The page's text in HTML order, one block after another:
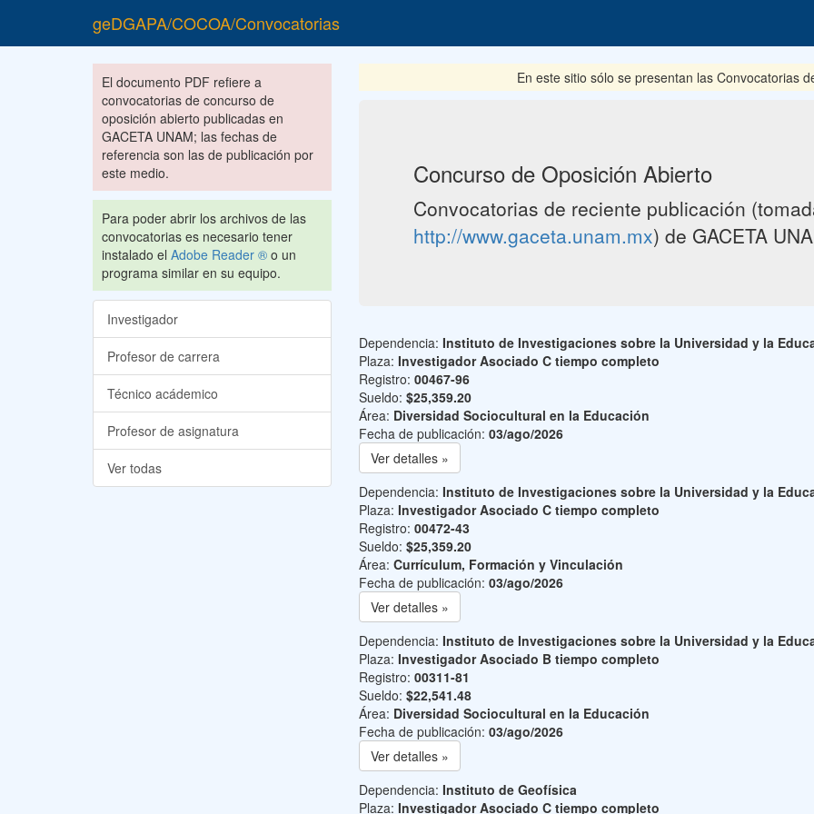
geDGAPA/COCOA/Convocatorias
El documento PDF refiere a
convocatorias de concurso de
oposición abierto publicadas en
GACETA UNAM; las fechas de
referencia son las de publicación por
este medio.
Para poder abrir los archivos de las
convocatorias es necesario tener
instalado el Adobe Reader ® o un
programa similar en su equipo.
Investigador
Profesor de carrera
Técnico acádemico
Profesor de asignatura
Ver todas
En este sitio sólo se presentan las Convocatorias del
Concurso de Oposición Abierto
Convocatorias de reciente publicación
http://www.gaceta.unam.mx) de GACETA
Dependencia: Instituto de Investigaciones sobre la Universidad y la
Plaza: Investigador Asociado C tiempo completo
Registro: 00467-96
Sueldo: $25,359.20
Área: Diversidad Sociocultural en la Educación
Fecha de publicación: 03/ago/2026
Ver detalles »
Dependencia: Instituto de Investigaciones sobre la Universidad y la
Plaza: Investigador Asociado C tiempo completo
Registro: 00472-43
Sueldo: $25,359.20
Área: Currículum, Formación y Vinculación
Fecha de publicación: 03/ago/2026
Ver detalles »
Dependencia: Instituto de Investigaciones sobre la Universidad y la
Plaza: Investigador Asociado B tiempo completo
Registro: 00311-81
Sueldo: $22,541.48
Área: Diversidad Sociocultural en la Educación
Fecha de publicación: 03/ago/2026
Ver detalles »
Dependencia: Instituto de Geofísica
Plaza: Investigador Asociado C tiempo completo